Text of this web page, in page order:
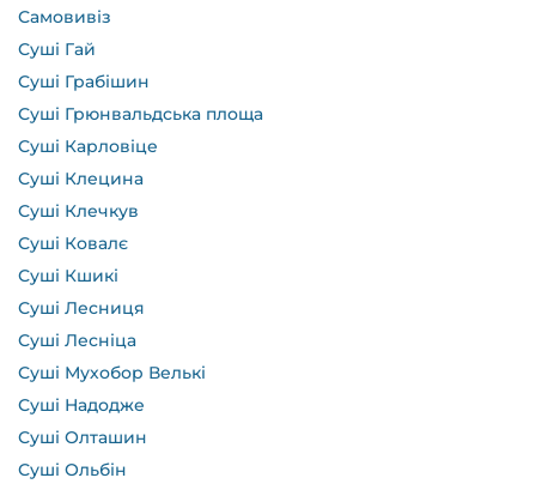
Самовивіз
Суші Гай
Суші Грабішин
Суші Грюнвальдська площа
Суші Карловіце
Суші Клецина
Суші Клечкув
Суші Ковалє
Суші Кшикі
Суші Лесниця
Суші Лесніца
Суші Мухобор Велькі
Суші Надодже
Суші Олташин
Суші Ольбін